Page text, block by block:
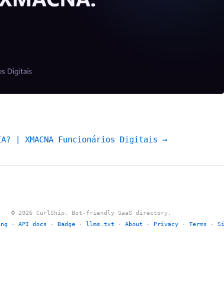
| XMACNA Funcionários Digitais →
© 2026 CurlShip. Bot-friendly SaaS directory.
· API docs · Badge · llms.txt · About · Privacy · Terms ·